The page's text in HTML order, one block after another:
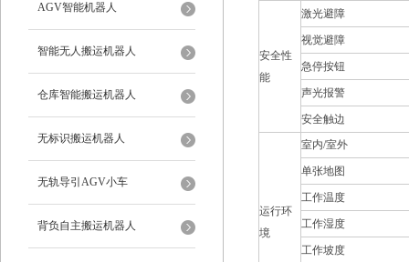
AGV智能机器人
智能无人搬运机器人
仓库智能搬运机器人
无标识搬运机器人
无轨导引AGV小车
背负自主搬运机器人
安全性
能
激光避障
视觉避障
急停按钮
声光报警
安全触边
运行环
境
室内/室外
单张地图
工作温度
工作湿度
工作坡度